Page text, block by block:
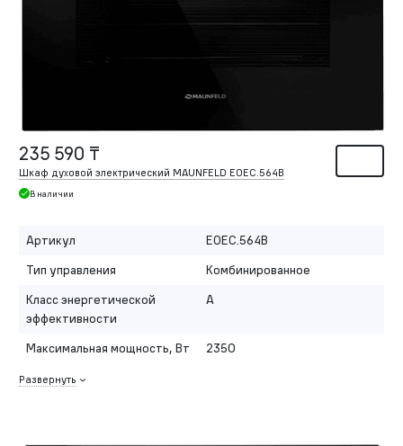
235 590 ₸
Шкаф духовой электрический MAUNFELD EOEC.564B
В наличии
Артикул
EOEC.564B
Тип управления
Комбинированное
Класс энергетической
эффективности
A
Максимальная мощность, Вт 2350
Развернуть